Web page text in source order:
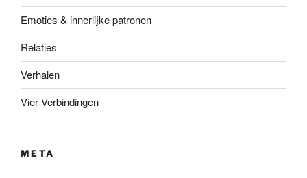
Emoties & innerlijke patronen
Relaties
Verhalen
Vier Verbindingen
META